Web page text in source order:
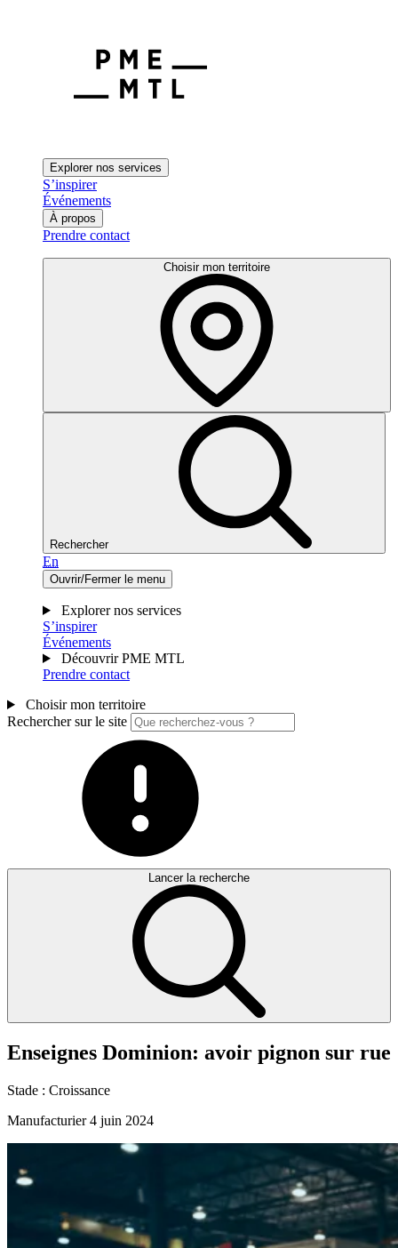
Explorer nos services
S’inspirer
Événements
À propos
Prendre contact
Choisir mon territoire
Rechercher
En
Ouvrir/Fermer le menu
Explorer nos services
S’inspirer
Événements
Découvrir PME MTL
Prendre contact
Choisir mon territoire
Rechercher sur le site
Lancer la recherche
Enseignes Dominion: avoir pignon sur rue
Stade : Croissance
Manufacturier 4 juin 2024